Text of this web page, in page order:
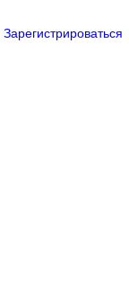
Зарегистрироваться